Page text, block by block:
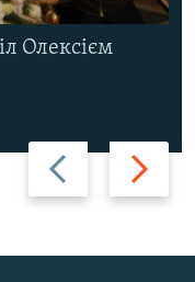
Назад Вперед
Олексієм